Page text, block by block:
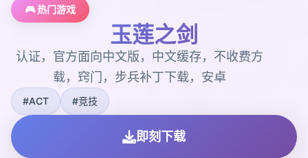
🎮 热门游戏
玉莲之剑
认证，官方面向中文版，中文缓存，不收费方
载，窍门，步兵补丁下载，安卓
#ACT #竞技
即刻下载